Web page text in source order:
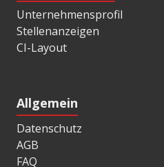
Unternehmensprofil
Stellenanzeigen
CI-Layout
Allgemein
Datenschutz
AGB
FAQ